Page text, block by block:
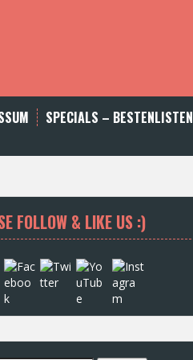
SPECIALS – BESTENLISTEN
FOLLOW & LIKE US :)